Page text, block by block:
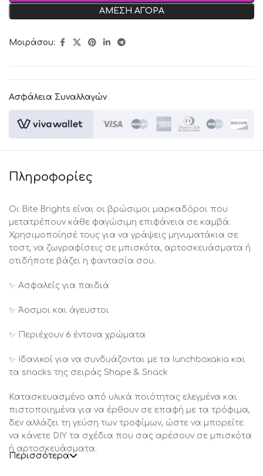
ΑΜΕΣΗ ΑΓΟΡΑ
Μοιράσου:
Ασφάλεια Συναλλαγών
Πληροφορίες
Οι Bite Brights είναι οι βρώσιμοι μαρκαδόροι που
μετατρέπουν κάθε φαγώσιμη επιφάνεια σε καμβά.
Χρησιμοποίησέ τους για να γράψεις μηνυματάκια σε
τοστ, να ζωγραφίσεις σε μπισκότα, αρτοσκευάσματα ή
οτιδήποτε βάζει η φαντασία σου.
✨ Ασφαλείς για παιδιά
✨ Άοσμοι και άγευστοι
✨ Περιέχουν 6 έντονα χρώματα
✨ Ιδανικοί για να συνδυάζονται με τα lunchboxakia και
τα snacks της σειράς Shape & Snack
Κατασκευασμένο από υλικά ποιότητας ελεγμένα και
πιστοποιημένα για να έρθουν σε επαφή με τα τρόφιμα,
δεν αλλάζει τη γεύση των τροφίμων, ώστε να μπορείτε
να κάνετε DIY τα σχέδια που σας αρέσουν σε μπισκότα
ή αρτοσκευάσματα.
Περισσότερα